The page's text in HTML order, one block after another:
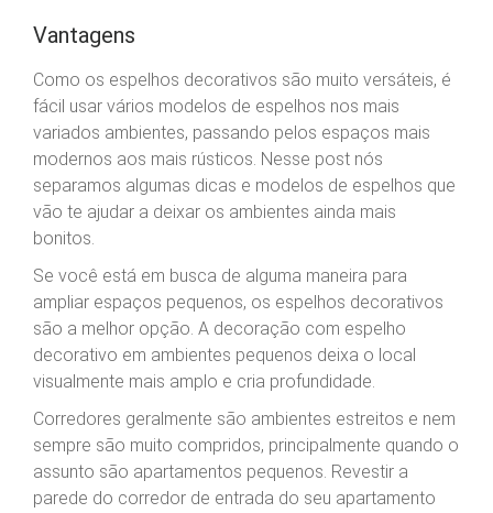
Vantagens
Como os espelhos decorativos são muito versáteis, é
fácil usar vários modelos de espelhos nos mais
variados ambientes, passando pelos espaços mais
modernos aos mais rústicos. Nesse post nós
separamos algumas dicas e modelos de espelhos que
vão te ajudar a deixar os ambientes ainda mais
bonitos.
Se você está em busca de alguma maneira para
ampliar espaços pequenos, os espelhos decorativos
são a melhor opção. A decoração com espelho
decorativo em ambientes pequenos deixa o local
visualmente mais amplo e cria profundidade.
Corredores geralmente são ambientes estreitos e nem
sempre são muito compridos, principalmente quando o
assunto são apartamentos pequenos. Revestir a
parede do corredor de entrada do seu apartamento